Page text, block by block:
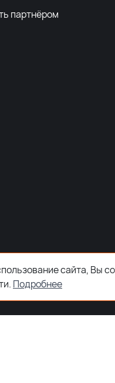
партнёром
сайта, Вы
Подробнее